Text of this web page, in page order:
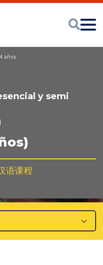
años
y semi
语课程